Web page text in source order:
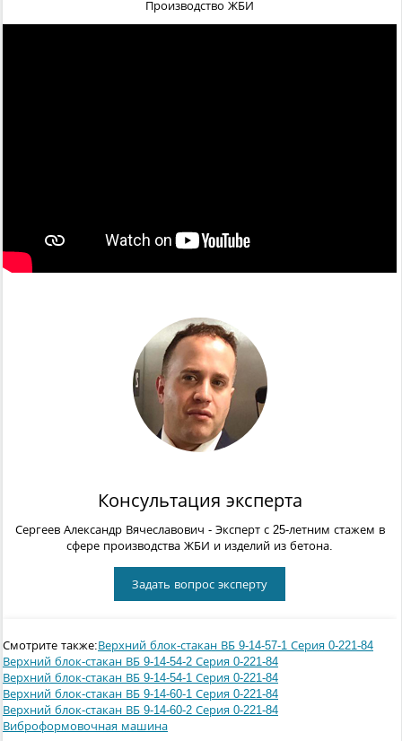
Производство ЖБИ
Консультация эксперта
Сергеев Александр Вячеславович - Эксперт с 25-летним стажем в
сфере производства ЖБИ и изделий из бетона.
Задать вопрос эксперту
Смотрите также:Верхний блок-стакан ВБ 9-14-57-1 Серия 0-221-84
Верхний блок-стакан ВБ 9-14-54-2 Серия 0-221-84
Верхний блок-стакан ВБ 9-14-54-1 Серия 0-221-84
Верхний блок-стакан ВБ 9-14-60-1 Серия 0-221-84
Верхний блок-стакан ВБ 9-14-60-2 Серия 0-221-84
Виброформовочная машина